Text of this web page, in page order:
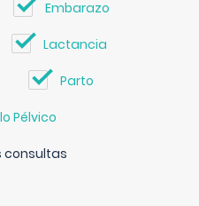
Embarazo
Lactancia
Parto
Pélvico
consultas